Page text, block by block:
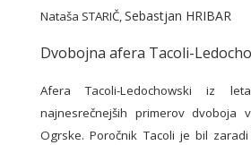
Nataša STARIČ,Sebastjan HRIBAR
Dvobojna afera Tacoli-
Afera Tacoli-Ledochowski iz
najnesrečnejših primerov dvoboja
Ogrske. Poročnik Tacoli je bil